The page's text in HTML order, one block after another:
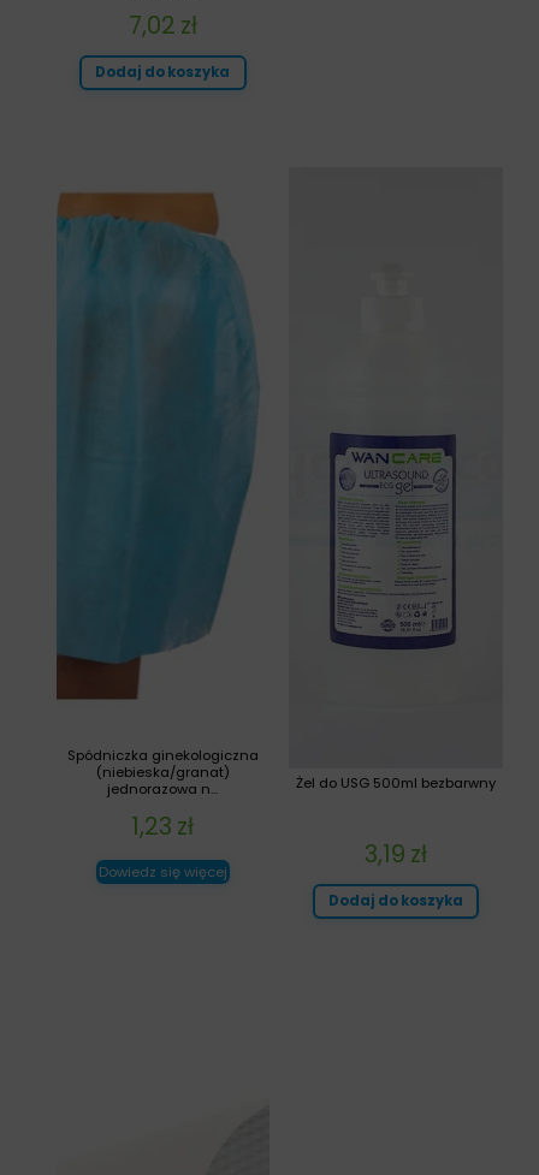
7,02 zł
Dodaj do koszyka
Żel do USG 500ml bezbarwny
3,19 zł
Dodaj do koszyka
Spódniczka ginekologiczna
(niebieska/granat)
jednorazowa n...
1,23 zł
Dowiedz się więcej